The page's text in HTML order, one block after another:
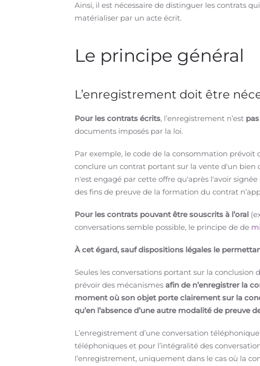
Ainsi, il est nécessaire de distinguer les contrats
matérialiser par un acte écrit.
Le principe général
L’enregistrement doit être
Pour les contrats écrits, l’enregistrement n’est
documents imposés par la loi.
Par exemple, le code de la consommation
conclure un contrat portant sur la vente d'un bien
n'est engagé par cette offre qu'après l'avoir
des fins de preuve de la formation du contrat
Pour les contrats pouvant être souscrits à l’oral
conversations semble possible, le principe de de
À cet égard, sauf dispositions légales le
Seules les conversations portant sur la
prévoir des mécanismes afin de n’enregistrer la
moment où son objet porte clairement sur la
qu’en l’absence d’une autre modalité de
L’enregistrement d’une conversation
téléphoniques et pour l’intégralité des
l’enregistrement, uniquement dans le cas où la